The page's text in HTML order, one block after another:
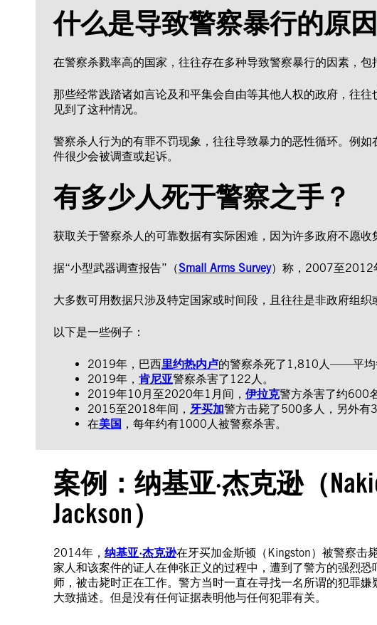
什么是导致警察暴行的原
在警察杀戮率高的国家，往往存在多种导致警察暴行的因素，
那些经常践踏诸如言论及和平集会自由等其他人权的政府，往
见到了这种情况。
警察杀人行为的有罪不罚现象，往往导致暴力的恶性循环。例如
件很少会被调查或起诉。
有多少人死于警察之手？
获取关于警察杀人的可靠数据有实际困难，因为许多政府不愿收
据“小型武器调查报告”（Small Arms Survey）称，2007至2012
大多数可用数据只涉及特定国家或时间段，且往往是非政府组织
以下是一些例子：
2019年，巴西里约热内卢的警察杀死了1,810人——平均
2019年， 肯尼亚警察杀害了122人。
2019年10月至2020年1月间， 伊拉克警方杀害了约600
2015至2018年间， 牙买加警方击毙了500多人，另外有
在美国 ，每年约有1000人被警察杀害。
案例：纳基亚·杰克逊（
Jackson）
2014年， 纳基亚·杰克逊在牙买加金斯顿（Kingston）被警察击
家人和该案件的证人在伸张正义的过程中，遭到了警方的强烈恐
师，被击毙时正在工作。警方当时一直在寻找一名所谓的犯罪嫌
大致描述。但是没有任何证据表明他与任何犯罪有关。